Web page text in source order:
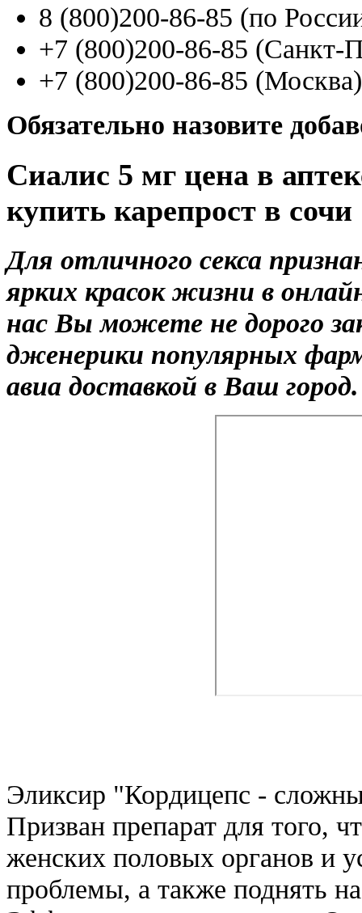
8 (800)200-86-85 (по
+7 (800)200-86-85 (Санкт-
+7 (800)200-86-85 (Москва)
Обязательно назовите
Сиалис 5 мг цена в
купить карепрост в сочи
Для отличного секса
ярких красок жизни в
нас Вы можете не дорого
дженерики популярных
авиа доставкой в Ваш город.
Эликсир "Кордицепс -
Призван препарат для того,
женских половых органов и
проблемы, а также поднять